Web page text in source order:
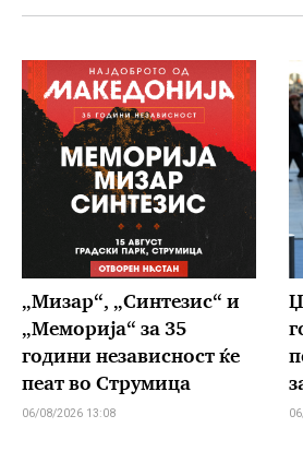
„Мизар“, „Синтезис“ и
„Меморија“ за 35
години независност ќе
пеат во Струмица
06/08/2026 13:08